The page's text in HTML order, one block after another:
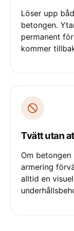
Löser upp
betongen.
permanent
kommer
Tvätt utan
Om
armering
alltid en